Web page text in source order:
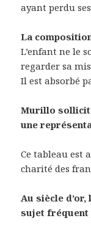
ayant perdu
La
L’enfant ne le
regarder sa
Il est absorbé
Murillo
une
Ce tableau est
charité des
Au siècle
sujet fréquent